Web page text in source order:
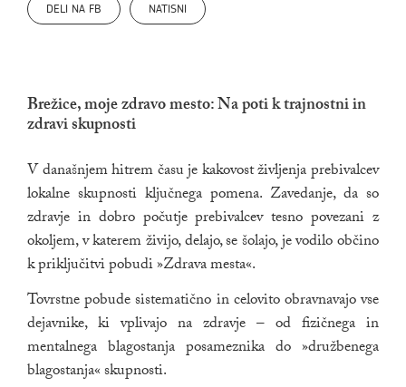
DELI NA FB NATISNI
Brežice, moje zdravo mesto: Na poti k trajnostni in
zdravi skupnosti
V današnjem hitrem času je kakovost življenja prebivalcev
lokalne skupnosti ključnega pomena. Zavedanje, da so
zdravje in dobro počutje prebivalcev tesno povezani z
okoljem, v katerem živijo, delajo, se šolajo, je vodilo občino
k priključitvi pobudi »Zdrava mesta«.
Tovrstne pobude sistematično in celovito obravnavajo vse
dejavnike, ki vplivajo na zdravje – od fizičnega in
mentalnega blagostanja posameznika do »družbenega
blagostanja« skupnosti.